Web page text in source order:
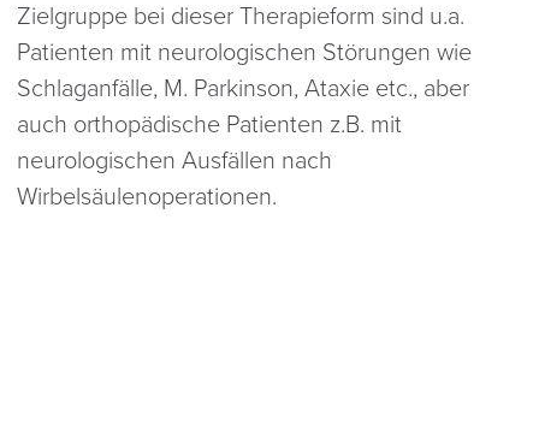
Zielgruppe bei dieser Therapieform sind u.a.
Patienten mit neurologischen Störungen wie
Schlaganfälle, M. Parkinson, Ataxie etc., aber
auch orthopädische Patienten z.B. mit
neurologischen Ausfällen nach
Wirbelsäulenoperationen.